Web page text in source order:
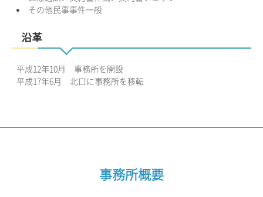
その他民事事件一般
沿革
平成12年10月 事務所を開設
平成17年6月 北口に事務所を移転
事務所概要